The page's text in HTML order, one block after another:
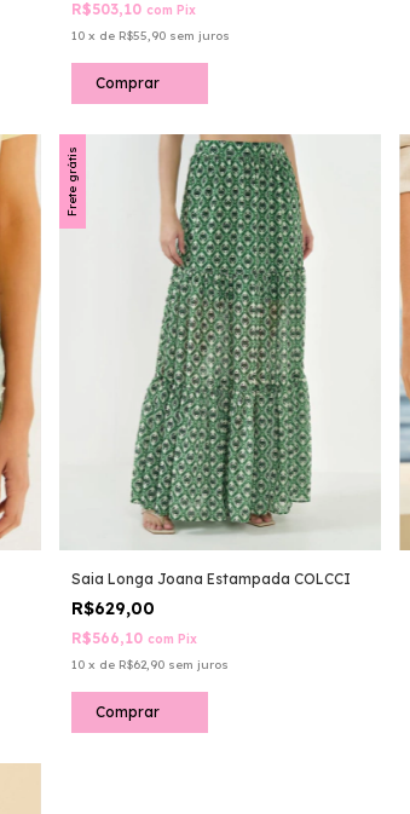
R$503,10 com Pix
10 x de R$55,90 sem juros
Comprar
Frete grátis
Saia Longa Joana Estampada COLCCI
R$629,00
R$566,10 com Pix
10 x de R$62,90 sem juros
Comprar